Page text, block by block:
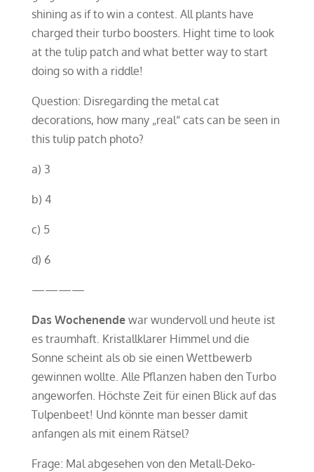
shining as if to win a contest. All plants have
charged their turbo boosters. Hight time to look
at the tulip patch and what better way to start
doing so with a riddle!
Question: Disregarding the metal cat
decorations, how many „real“ cats can be seen in
this tulip patch photo?
a) 3
b) 4
c) 5
d) 6
————
Das Wochenendewar wundervoll und heute ist
es traumhaft. Kristallklarer Himmel und die
Sonne scheint als ob sie einen Wettbewerb
gewinnen wollte. Alle Pflanzen haben den Turbo
angeworfen. Höchste Zeit für einen Blick auf das
Tulpenbeet! Und könnte man besser damit
anfangen als mit einem Rätsel?
Frage: Mal abgesehen von den Metall-Deko-